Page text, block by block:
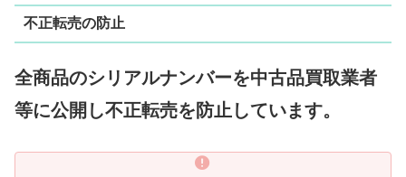
不正転売の防止
全商品のシリアルナンバーを中古品買取業者
等に公開し不正転売を防止しています。